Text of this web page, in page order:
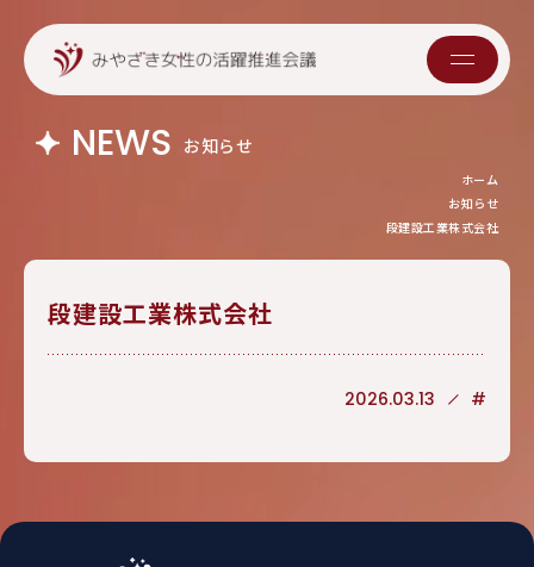
NEWS お知らせ
ホーム
お知らせ
段建設工業株式会社
段建設工業株式会社
2026.03.13 #